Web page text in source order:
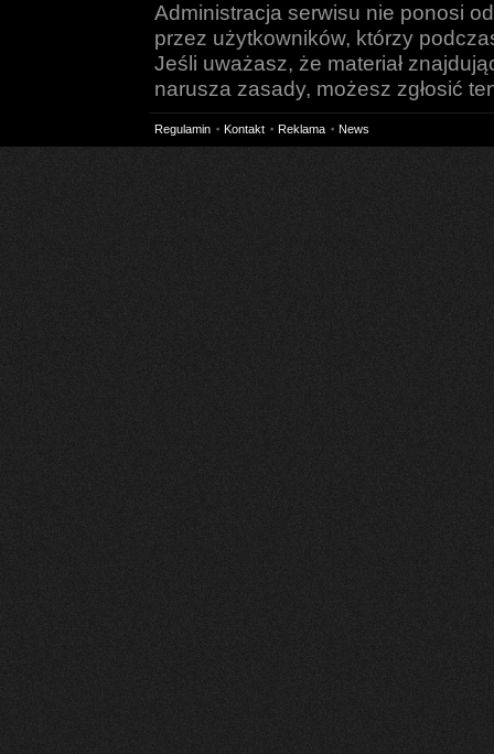
Administracja serwisu nie ponosi
przez użytkowników, którzy
Jeśli uważasz, że materiał
narusza zasady, możesz zgłosić
Regulamin Kontakt Reklama News